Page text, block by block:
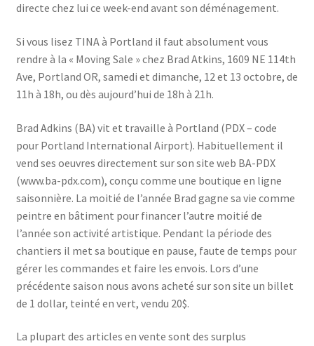
directe chez lui ce week-end avant son déménagement.
Si vous lisez TINA à Portland il faut absolument vous
rendre à la « Moving Sale » chez Brad Atkins, 1609 NE 114th
Ave, Portland OR, samedi et dimanche, 12 et 13 octobre, de
11h à 18h, ou dès aujourd’hui de 18h à 21h.
Brad Adkins (BA) vit et travaille à Portland (PDX – code
pour Portland International Airport). Habituellement il
vend ses oeuvres directement sur son site web BA-PDX
(www.ba-pdx.com), conçu comme une boutique en ligne
saisonnière. La moitié de l’année Brad gagne sa vie comme
peintre en bâtiment pour financer l’autre moitié de
l’année son activité artistique. Pendant la période des
chantiers il met sa boutique en pause, faute de temps pour
gérer les commandes et faire les envois. Lors d’une
précédente saison nous avons acheté sur son site un billet
de 1 dollar, teinté en vert, vendu 20$.
La plupart des articles en vente sont des surplus